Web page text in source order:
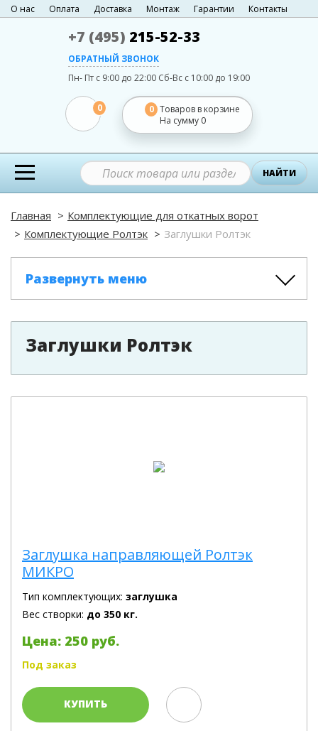
О нас Оплата Доставка Монтаж Гарантии Контакты
+7 (495) 215-52-33
ОБРАТНЫЙ ЗВОНОК
Пн- Пт с 9:00 до 22:00 Сб-Вс с 10:00 до 19:00
0 0 Товаров в корзине
На сумму 0
НАЙТИ
Главная
Комплектующие для откатных ворот
Комплектующие Ролтэк
Заглушки Ролтэк
Развернуть меню
Заглушки Ролтэк
Заглушка направляющей Ролтэк
МИКРО
Тип комплектующих: заглушка
Вес створки: до 350 кг.
Цена: 250 руб.
Под заказ
КУПИТЬ